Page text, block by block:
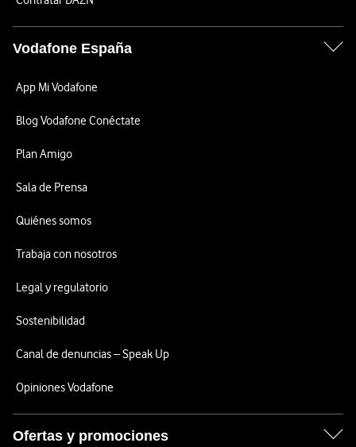
Vodafone España
App Mi Vodafone
Blog Vodafone Conéctate
Plan Amigo
Sala de Prensa
Quiénes somos
Trabaja con nosotros
Legal y regulatorio
Sostenibilidad
Canal de denuncias – Speak Up
Opiniones Vodafone
Ofertas y promociones